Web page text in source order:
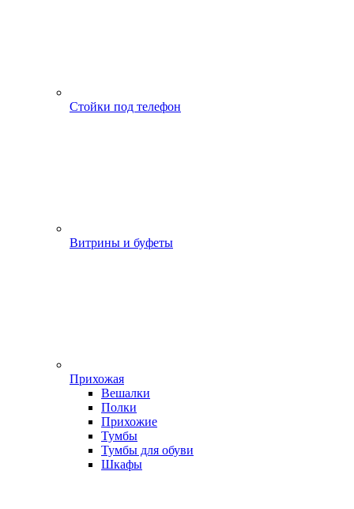
Стойки под телефон
Витрины и буфеты
Прихожая
Вешалки
Полки
Прихожие
Тумбы
Тумбы для обуви
Шкафы